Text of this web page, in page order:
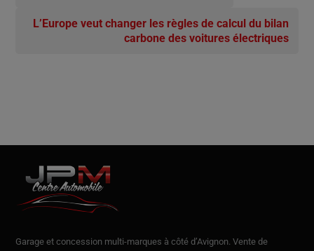
L’Europe veut changer les règles de calcul du bilan
carbone des voitures électriques
Garage et concession multi-marques à côté d’Avignon. Vente de